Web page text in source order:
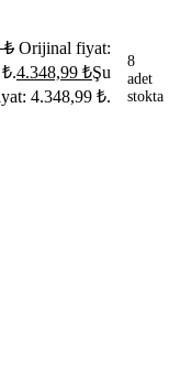
₺ Orijinal fiyat:
4.348,99 ₺Şu
4.348,99 ₺.
8
adet
stokta